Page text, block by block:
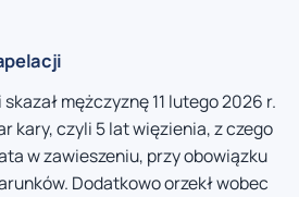
mężczyznę 11 lutego 2026 r.
kary, czyli 5 lat więzienia, z czego
w zawieszeniu, przy obowiązku
Dodatkowo orzekł wobec